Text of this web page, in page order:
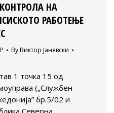
НА
РАБОТЕЊЕ
By Виктор Јаневски
1 точка 15 од
(„Службен
бр.5/02 и
Северна